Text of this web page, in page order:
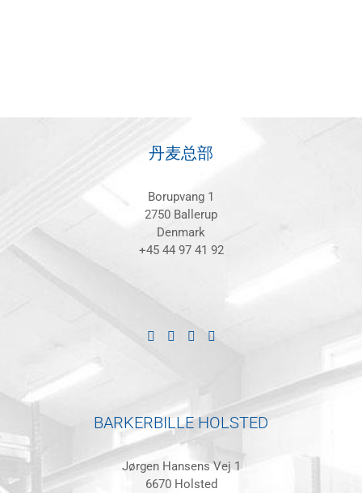
丹麦总部
Borupvang 1
2750 Ballerup
Denmark
+45 44 97 41 92
BARKERBILLE HOLSTED
Jørgen Hansens Vej 1
6670 Holsted